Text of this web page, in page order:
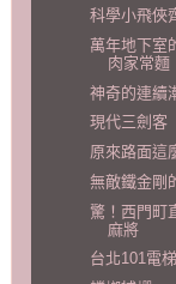
科學小飛俠
萬年地下室
肉家常麵
神奇的連續
現代三劍客
原來路面這
無敵鐵金剛
驚！西門町
麻將
台北101電